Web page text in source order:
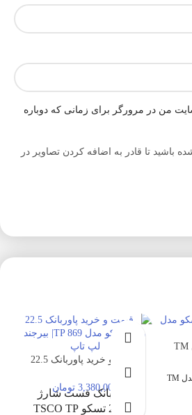
من در مرورگر برای زمانی که دوباره
باشید تا قادر به اضافه کردن تصاویر در
خرید موس تسکو مدل TM
قیمت موس گیمینگ تسکو مدل TM
قیمت و خرید پاوربانک 22.5
بیرجند لپ تاپ
3,380,000 تومان
پاور بانک فست شارژ
20000 تسکو TSCO TP